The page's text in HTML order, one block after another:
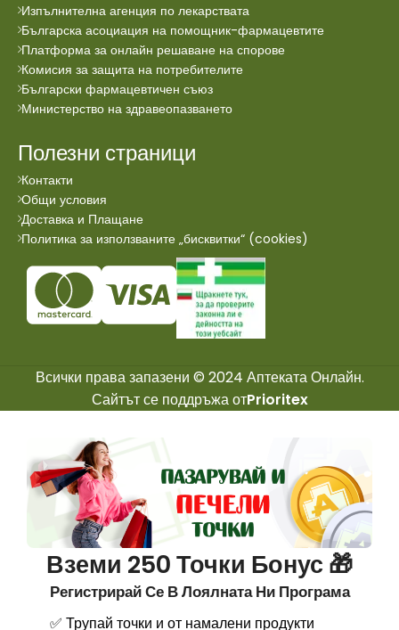
Изпълнителна агенция по лекарствата
Българска асоциация на помощник-фармацевтите
Платформа за онлайн решаване на спорове
Комисия за защита на потребителите
Български фармацевтичен съюз
Министерство на здравеопазването
Полезни страници
Контакти
Общи условия
Доставка и Плащане
Политика за използваните „бисквитки“ (cookies)
Всички права запазени © 2024 Аптеката Онлайн.
Сайтът се поддръжа отPrioritex
Вземи 250 Точки Бонус 🎁
Регистрирай Се В Лоялната Ни Програма
✅ Трупай точки и от намалени продукти